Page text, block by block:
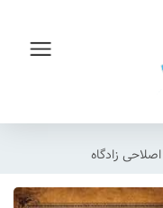
زادگاه